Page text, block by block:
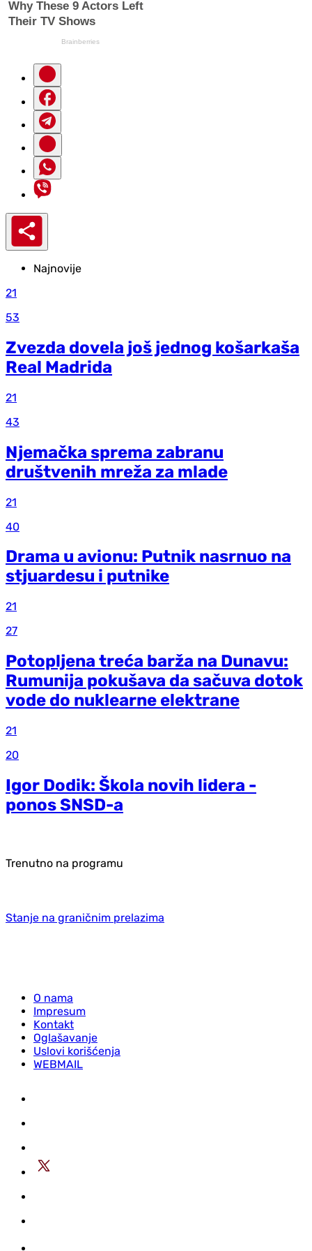
Najnovije
21
53
Zvezda dovela još jednog košarkaša
Real Madrida
21
43
Njemačka sprema zabranu
društvenih mreža za mlade
21
40
Drama u avionu: Putnik nasrnuo na
stjuardesu i putnike
21
27
Potopljena treća barža na Dunavu:
Rumunija pokušava da sačuva dotok
vode do nuklearne elektrane
21
20
Igor Dodik: Škola novih lidera -
ponos SNSD-a
Trenutno na programu
Stanje na graničnim prelazima
O nama
Impresum
Kontakt
Oglašavanje
Uslovi korišćenja
WEBMAIL